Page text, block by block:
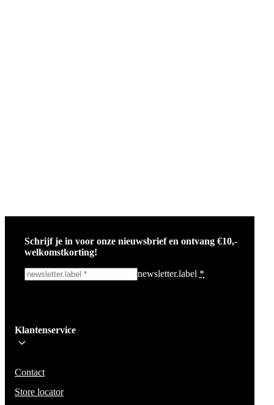
Schrijf je in voor onze nieuwsbrief en ontvang €10,-
welkomstkorting!
newsletter.label *
Wees op de hoogte voor het laatste nieuws, campagnes en acties. We
mail niet delen en geen spam verzenden.
Klantenservice
Contact
Store locator